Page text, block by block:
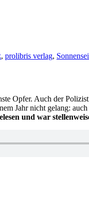
, prolibris verlag,
Opfer. Auch der
Jahr nicht gelang:
und war